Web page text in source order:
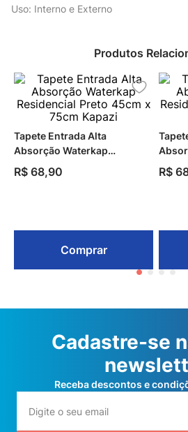
Uso: Interno e Externo
Produtos
Tapete Entrada Alta
Absorção Waterkap
Residencial Preto 45cm x
75cm Kapazi
R$ 68,90
Comprar
75cm
R$
Cadastre-se
Receba descontos e